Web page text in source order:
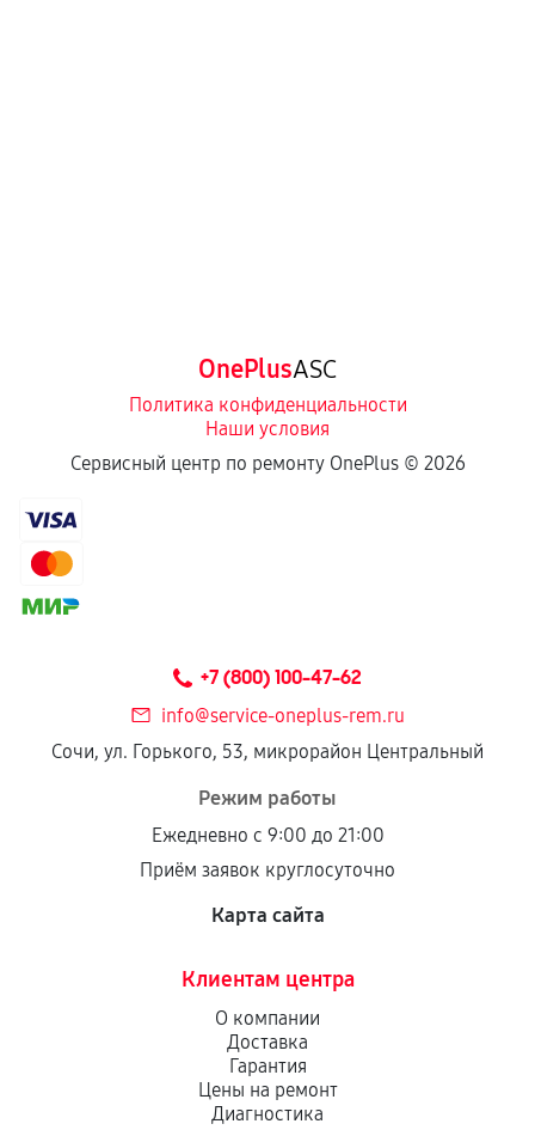
OnePlusASC
Политика конфиденциальности
Наши условия
Сервисный центр по ремонту OnePlus © 2026
+7 (800) 100-47-62
info@service-oneplus-rem.ru
Сочи, ул. Горького, 53, микрорайон Центральный
Режим работы
Ежедневно с 9:00 до 21:00
Приём заявок круглосуточно
Карта сайта
Клиентам центра
О компании
Доставка
Гарантия
Цены на ремонт
Диагностика